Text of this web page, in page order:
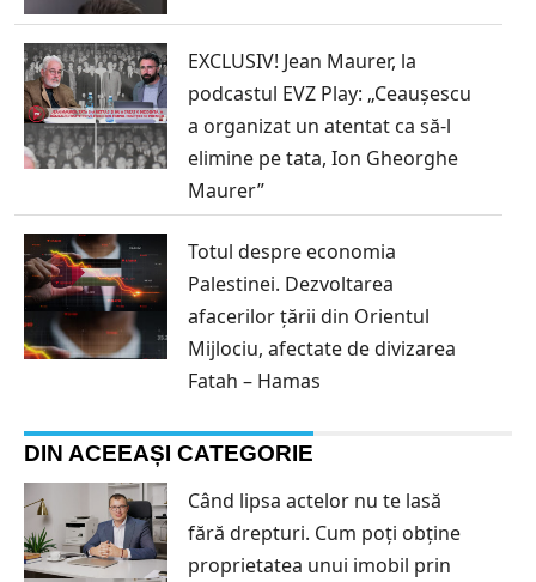
EXCLUSIV! Jean Maurer, la
podcastul EVZ Play: „Ceaușescu
a organizat un atentat ca să-l
elimine pe tata, Ion Gheorghe
Maurer”
Totul despre economia
Palestinei. Dezvoltarea
afacerilor țării din Orientul
Mijlociu, afectate de divizarea
Fatah – Hamas
DIN ACEEAȘI CATEGORIE
Când lipsa actelor nu te lasă
fără drepturi. Cum poți obține
proprietatea unui imobil prin